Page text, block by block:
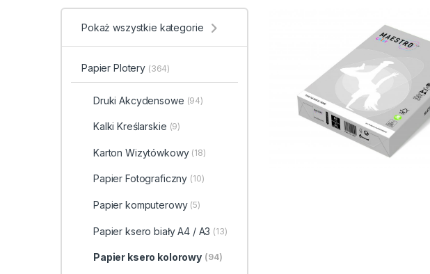
Pokaż wszystkie kategorie
Papier Plotery (364)
Druki Akcydensowe (94)
Kalki Kreślarskie (9)
Karton Wizytówkowy (18)
Papier Fotograficzny (10)
Papier komputerowy (5)
Papier ksero biały A4 / A3 (13)
Papier ksero kolorowy (94)